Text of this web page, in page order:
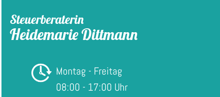
Steuerberaterin
Heidemarie Dittmann
Montag - Freitag
08:00 - 17:00 Uhr